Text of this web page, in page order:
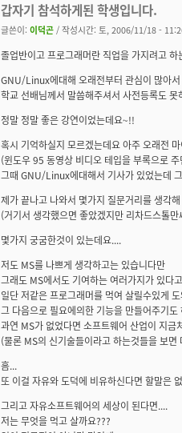
갑자기 참석하게된 학생입니다.
글쓴이: 이덕곤 / 작성시간: 토, 2006/11/18 -
졸업반이고 프로그래머란 직업을 가지려고 하
GNU/Linux에대해 오래전부터 관심이 많아
학교 선배님께서 말씀해주셔서 사전등록도
정말 정말 좋은 강연이었는데요~!!
혹시 기억하실지 모르겠는데요 아주 오래전
(윈도우 95 동영상 비디오 테입을 부록으로
그때 GNU/Linux에대해서 기사가 있었는데
제가 끝나고 나와서 몇가지 질문거리를 생각
(거기서 생각했으면 좋았겠지만 리차드스톨
몇가지 궁굼한것이 있는데요....
저도 MS를 나쁘게 생각하고는 있습니다만
그래도 MS에서도 기여하는 여러가지가 있다
일단 저같은 프로그래머를 먹여 살릴수있게
그 다음으로 필요에의한 기능을 만들어주기
과연 MS가 없었다면 소프트웨어 산업이 지
(물론 MS의 신기술들이라고 하는것들을 보
흠...
또 이걸 자유와 도덕에 비유하신다면 할말은
그리고 자유소프트웨어의 세상이 된다면....
저는 무엇을 먹고 살까요???